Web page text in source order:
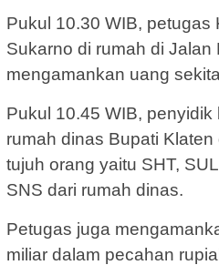
Pukul 10.30 WIB, petugas
Sukarno di rumah di Jalan
mengamankan uang
Pukul 10.45 WIB, penyidik
rumah dinas Bupati
tujuh orang yaitu SHT,
SNS dari rumah dinas.
Petugas juga
miliar dalam pecahan